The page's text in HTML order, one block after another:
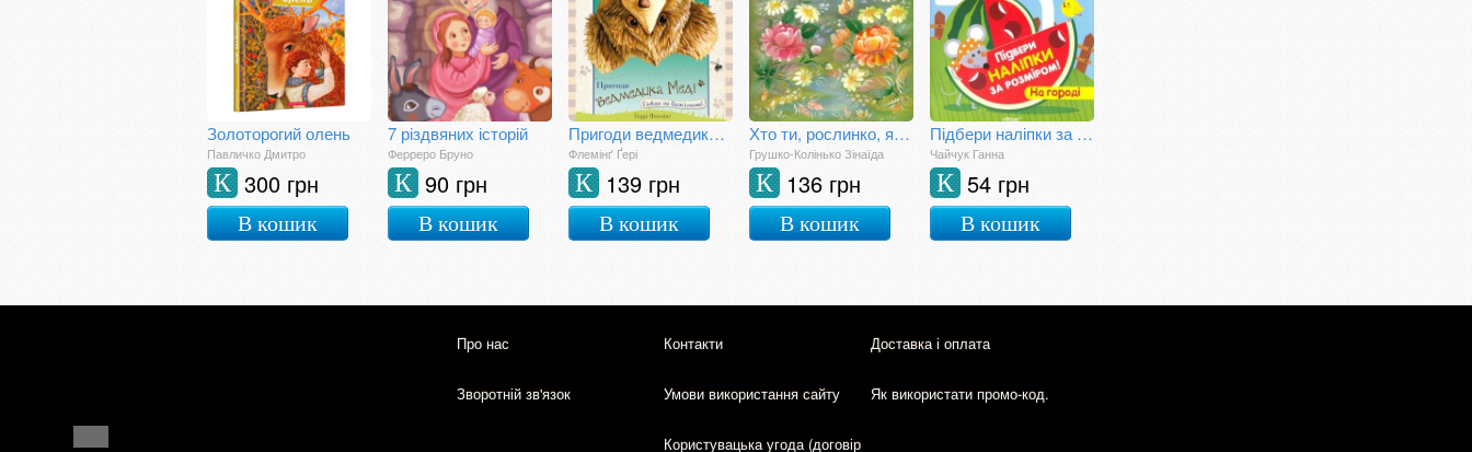
Золоторогий олень
Павличко Дмитро
300 грн
К
В кошик
7 різдвяних історій
Ферреро Бруно
90 грн
К
В кошик
Пригоди ведмедика Меді. Гайда за бджілкою
Флемінґ Ґері
139 грн
К
В кошик
Хто ти, рослинко, як тебе звати?
Грушко-Колінько Зінаїда
136 грн
К
В кошик
Підбери наліпки за розміром. На городі
Чайчук Ганна
54 грн
К
В кошик
Про нас Контакти Доставка і оплата
Зворотній зв'язок Умови використання сайту Як використати промо-код.
Користувацька угода (договір